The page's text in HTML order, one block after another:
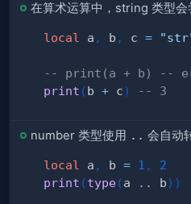
在算术运算中，string 类型
local a , b , c =
-- print(a + b) --
print (b + c) -- 3
number 类型使用 .. 会自动
local a , b = 1 ,
2
print (type(a .. b) )